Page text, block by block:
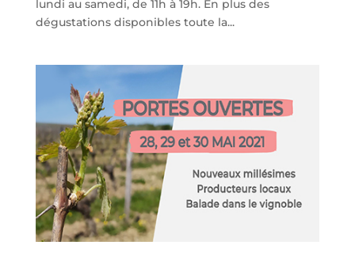
lundi au samedi, de 11h à 19h. En plus des
dégustations disponibles toute la...